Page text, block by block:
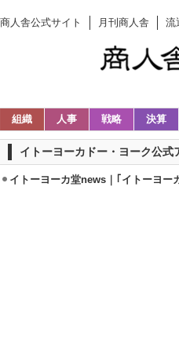
商人舎公式サイト 月刊商人舎 流
組織 人事 戦略 決算
イトーヨーカドー・ヨーク公式
イトーヨーカ堂news｜｢イトーヨー